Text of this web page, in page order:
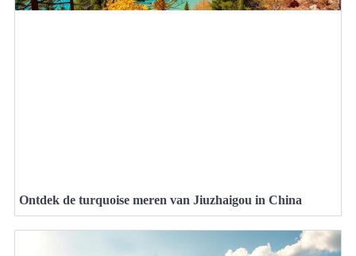
Ontdek de turquoise meren van Jiuzhaigou in China